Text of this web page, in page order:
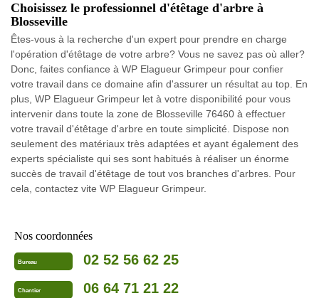
Choisissez le professionnel d'étêtage d'arbre à
Blosseville
Êtes-vous à la recherche d'un expert pour prendre en charge
l'opération d'étêtage de votre arbre? Vous ne savez pas où aller?
Donc, faites confiance à WP Elagueur Grimpeur pour confier
votre travail dans ce domaine afin d'assurer un résultat au top. En
plus, WP Elagueur Grimpeur let à votre disponibilité pour vous
intervenir dans toute la zone de Blosseville 76460 à effectuer
votre travail d'étêtage d'arbre en toute simplicité. Dispose non
seulement des matériaux très adaptées et ayant également des
experts spécialiste qui ses sont habitués à réaliser un énorme
succès de travail d'étêtage de tout vos branches d'arbres. Pour
cela, contactez vite WP Elagueur Grimpeur.
Nos coordonnées
Bureau 02 52 56 62 25
Chantier 06 64 71 21 22